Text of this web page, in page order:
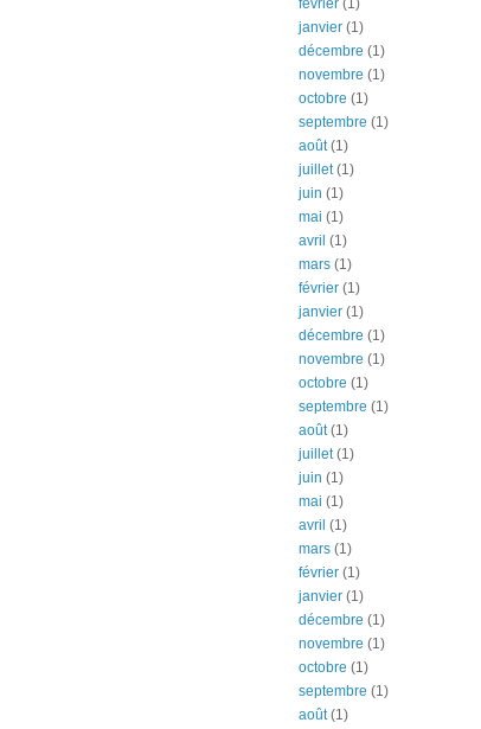
février (1)
janvier (1)
décembre (1)
novembre (1)
octobre (1)
septembre (1)
août(1)
juillet(1)
juin (1)
mai (1)
avril (1)
mars (1)
février (1)
janvier (1)
décembre (1)
novembre (1)
octobre (1)
septembre (1)
août(1)
juillet(1)
juin (1)
mai (1)
avril (1)
mars (1)
février (1)
janvier (1)
décembre (1)
novembre (1)
octobre (1)
septembre (1)
août(1)